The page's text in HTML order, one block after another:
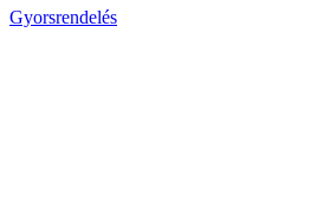
Gyorsrendelés